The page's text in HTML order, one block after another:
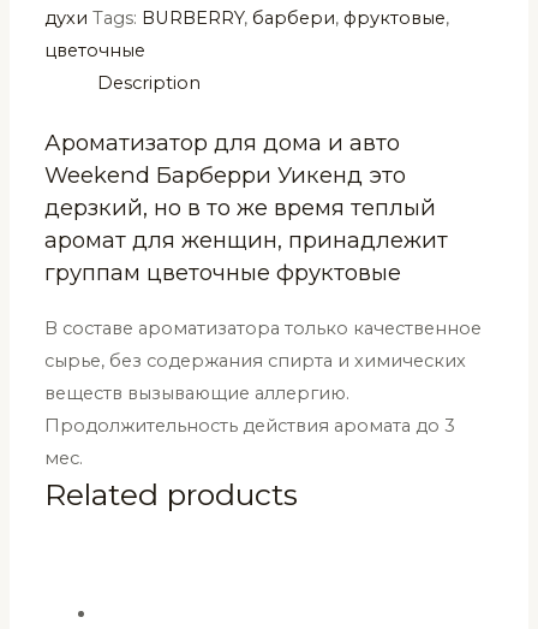
духи Tags: BURBERRY, барбери, фруктовые,
цветочные
Description
Ароматизатор для дома и авто
Weekend Барберри Уикенд это
дерзкий, но в то же время теплый
аромат для женщин, принадлежит
группам цветочные фруктовые
В составе ароматизатора только качественное
сырье, без содержания спирта и химических
веществ вызывающие аллергию.
Продолжительность действия аромата до 3
мес.
Related products